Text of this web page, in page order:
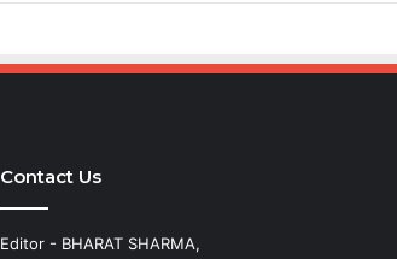
Contact Us
Editor - BHARAT SHARMA,